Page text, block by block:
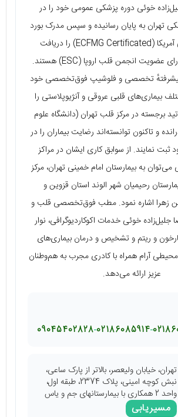
خوئی دوره پزشکی عمومی خود را در
تهران به پایان رسانیده و سپس مدرک بورد
پزشکی عمومی آمریکا (ECFMG Certificated) را دریافت
نموده‌اند و نیز دارای عضویت انجمن قلب اروپا (ESC) هستند.
تخصصی و فلوشیپ فوق‌تخصصی خود
بیماری‌های قلبی عروقی و آنژیوپلاستی را
برجسته در مرکز قلب تهران (دانشگاه علوم
و تاکنون توانسته‌اند رضایت بیماران را در
ثبت نمایند. از سوابق کاری ایشان در مراکز
به بیمارستان امام خمینی تهران، مرکز
رحیمیان شهر الوند استان قزوین و
زهرا اشاره نمود. مطب فوق‌تخصصی قلب و
جلیل‌زاده خوئی خدمات اکوکاردیوگرافی، نوار
و ریتم و تشخیص و درمان بیماری‌های
محیطی آرام همراه با کادری مجرب به هم‌وطنان
عزیز ارائه می‌دهد.
02186085914
09045402828
تهران، خیابان ولیعصر، بالاتر از پارک ساعی،
نبش کوچه امینی، پلاک 2374، طبقه اول،
واحد 2 همکاری با بیمارستانهای جم و یاس
مسیریابی